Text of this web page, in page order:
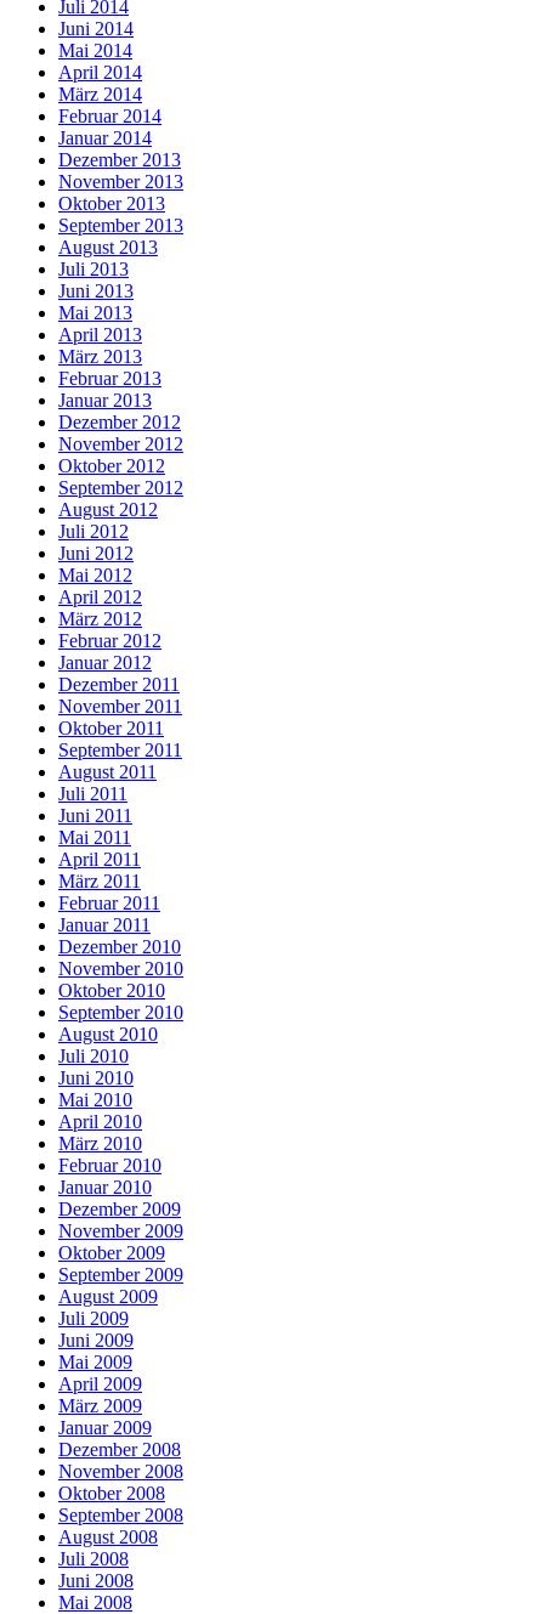
Juli 2014
Juni 2014
Mai 2014
April 2014
März 2014
Februar 2014
Januar 2014
Dezember 2013
November 2013
Oktober 2013
September 2013
August 2013
Juli 2013
Juni 2013
Mai 2013
April 2013
März 2013
Februar 2013
Januar 2013
Dezember 2012
November 2012
Oktober 2012
September 2012
August 2012
Juli 2012
Juni 2012
Mai 2012
April 2012
März 2012
Februar 2012
Januar 2012
Dezember 2011
November 2011
Oktober 2011
September 2011
August 2011
Juli 2011
Juni 2011
Mai 2011
April 2011
März 2011
Februar 2011
Januar 2011
Dezember 2010
November 2010
Oktober 2010
September 2010
August 2010
Juli 2010
Juni 2010
Mai 2010
April 2010
März 2010
Februar 2010
Januar 2010
Dezember 2009
November 2009
Oktober 2009
September 2009
August 2009
Juli 2009
Juni 2009
Mai 2009
April 2009
März 2009
Januar 2009
Dezember 2008
November 2008
Oktober 2008
September 2008
August 2008
Juli 2008
Juni 2008
Mai 2008